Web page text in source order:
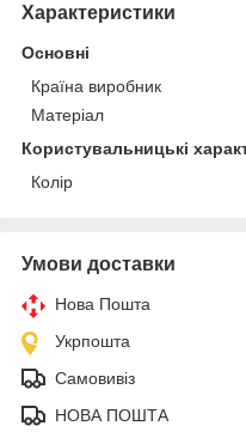
Характеристики
Основні
Країна виробник
Матеріал
Користувальницькі
Колір
Умови доставки
Нова Пошта
Укрпошта
Самовивіз
НОВА ПОШТА